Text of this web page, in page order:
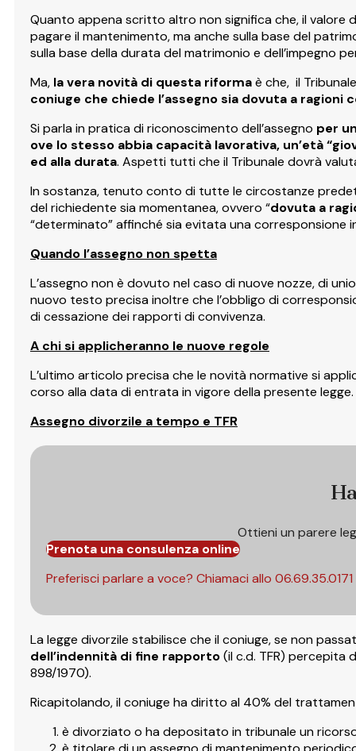
Quanto appena scritto altro non significa che, il valore
pagare il mantenimento, ma anche sulla base del
sulla base della durata del matrimonio e dell’impegno
Ma, la vera novità di questa riformaè che, il
coniuge che chiede l’assegno sia dovuta a
Si parla in pratica di riconoscimento dell’assegno per
ove lo stesso abbia capacità lavorativa, un’età
ed alla durata. Aspetti tutti che il Tribunale dovrà
In sostanza, tenuto conto di tutte le circostanze
del richiedente sia momentanea, ovvero “dovuta a
“determinato” affinché sia evitata una
Quando l’assegno non spetta
L’assegno non è dovuto nel caso di nuove nozze, di
nuovo testo precisa inoltre che l’obbligo di
di cessazione dei rapporti di convivenza.
A chi si applicheranno le nuove regole
L’ultimo articolo precisa che le novità normative si
corso alla data di entrata in vigore della presente legge.
Assegno divorzile a tempo e TFR
Ottieni un parere
Prenota una consulenza online
Preferisci parlare a voce? Chiamaci allo 06.69.35.0171
La legge divorzile stabilisce che il coniuge, se non
dell’indennità di fine rapporto(il c.d. TFR) percepita
898/1970).
Ricapitolando, il coniuge ha diritto al 40% del
è divorziato o ha depositato in tribunale un